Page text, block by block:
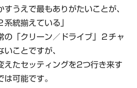
うえで最もありがたいことが、
系統揃えている」
の「クリーン／ドライブ」２チャ
ことですが、
えたセッティングを2つ行き来す
可能です。